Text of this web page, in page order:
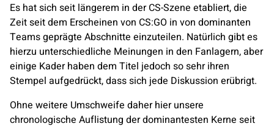
Es hat sich seit längerem in der CS-Szene etabliert, die
Zeit seit dem Erscheinen von CS:GO in von dominanten
Teams geprägte Abschnitte einzuteilen. Natürlich gibt es
hierzu unterschiedliche Meinungen in den Fanlagern, aber
einige Kader haben dem Titel jedoch so sehr ihren
Stempel aufgedrückt, dass sich jede Diskussion erübrigt.
Ohne weitere Umschweife daher hier unsere
chronologische Auflistung der dominantesten Kerne seit